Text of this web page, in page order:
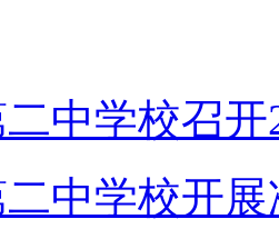
中学校召
中学校开